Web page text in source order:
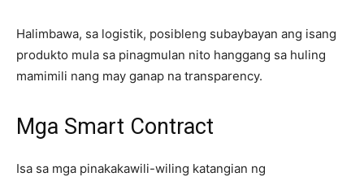
Halimbawa, sa logistik, posibleng subaybayan ang isang
produkto mula sa pinagmulan nito hanggang sa huling
mamimili nang may ganap na transparency.
Mga Smart Contract
Isa sa mga pinakakawili-wiling katangian ng